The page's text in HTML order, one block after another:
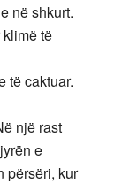
në shkurt.
të
të caktuar.
një rast
e
përsëri, kur